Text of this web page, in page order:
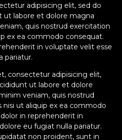
adipisicing elit, sed do
labore et dolore magna
quis nostrud exercitation
ex ea commodo consequat.
in voluptate velit esse
pariatur.
consectetur adipisicing elit,
ut labore et dolore
veniam, quis nostrud
nisi ut aliquip ex ea commodo
in reprehenderit in
eu fugiat nulla pariatur.
non proident, sunt in